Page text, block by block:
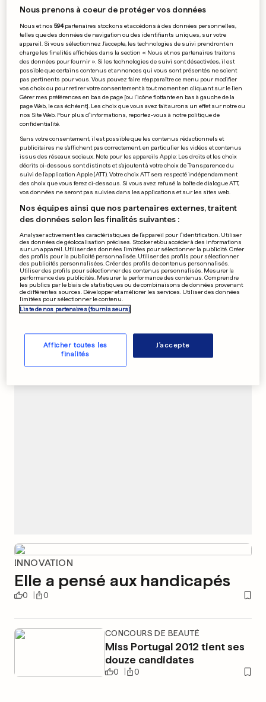
FOOTBALL PORTUGAIS
Le triplé pour Porto
0 0
BGL LIGUE
Käerjeng en Coupe d'Europe
0 0
APRÈS LE MAINTIEN
Metz veut mettre le cap sur
0 0
INNOVATION
Elle a pensé aux handicapés
0 0
CONCOURS DE BEAUTÉ
Miss Portugal 2012 tient ses
douze candidates
0 0
Nous prenons à coeur de protéger vos données
Nous et nos594partenaires stockons et accédons à des données personnelles,
telles que des données de navigation ou des identifiants uniques, sur votre
appareil. Si vous sélectionnez J'accepte, les technologies de suivi prendront en
charge les finalités affichées dans la section « Nous et nos partenaires traitons
des données pour fournir ». Si les technologies de suivi sont désactivées, il est
possible que certains contenus et annonces qui vous sont présentés ne soient
pas pertinents pour vous. Vous pouvez faire réapparaître ce menu pour modifier
vos choix ou pour retirer votre consentement à tout moment en cliquant sur le lien
Gérer mes préférences en bas de page [ou l'icône flottante en bas à gauche de la
page Web, le cas échéant]. Les choix que vous avez fait aurons un effet sur notre ou
nos Site Web. Pour plus d’informations, reportez-vous à notre politique de
confidentialité.
Sans votre consentement, il est possible que les contenus rédactionnels et
publicitaires ne s'affichent pas correctement, en particulier les vidéos et contenus
issus des réseaux sociaux. Note pour les appareils Apple: Les droits et les choix
décrits ci-dessous sont distincts et s'ajoutent à votre choix de Transparence du
suivi de l'application Apple (ATT). Votre choix ATT sera respecté indépendamment
des choix que vous ferez ci-dessous. Si vous avez refusé la boîte de dialogue ATT,
vos données ne seront pas suivies dans les applications et sur les sites web.
Nos équipes ainsi que nos partenaires externes, traitent
des données selon les finalités suivantes :
Analyser activement les caractéristiques de l’appareil pour l’identification. Utiliser
des données de géolocalisation précises. Stocker et/ou accéder à des informations
sur un appareil. Utiliser des données limitées pour sélectionner la publicité. Créer
des profils pour la publicité personnalisée. Utiliser des profils pour sélectionner
des publicités personnalisées. Créer des profils de contenus personnalisés.
Utiliser des profils pour sélectionner des contenus personnalisés. Mesurer la
performance des publicités. Mesurer la performance des contenus. Comprendre
les publics par le biais de statistiques ou de combinaisons de données provenant
de différentes sources. Développer et améliorer les services. Utiliser des données
limitées pour sélectionner le contenu.
Liste de nos partenaires (fournisseurs)
Afficher toutes les
finalités
J'accepte